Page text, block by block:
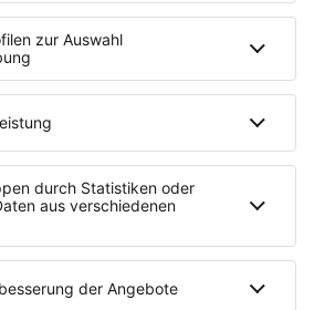
Sie heiraten! Wir lieben es,
zu erzählen...“